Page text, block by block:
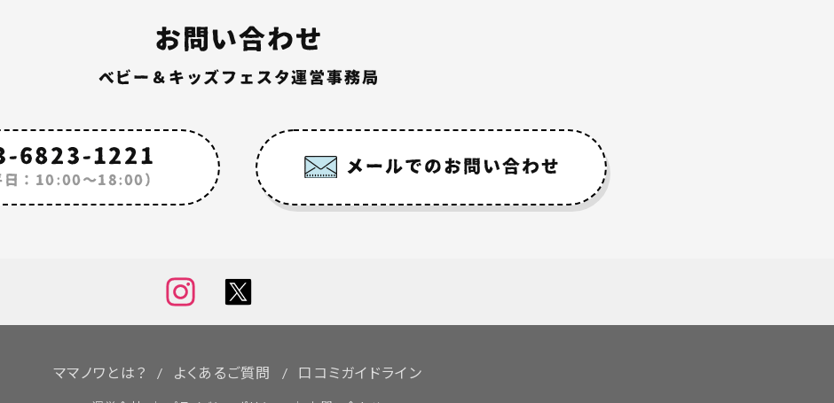
ママノワとは？ よくあるご質問 口コミガイドライン